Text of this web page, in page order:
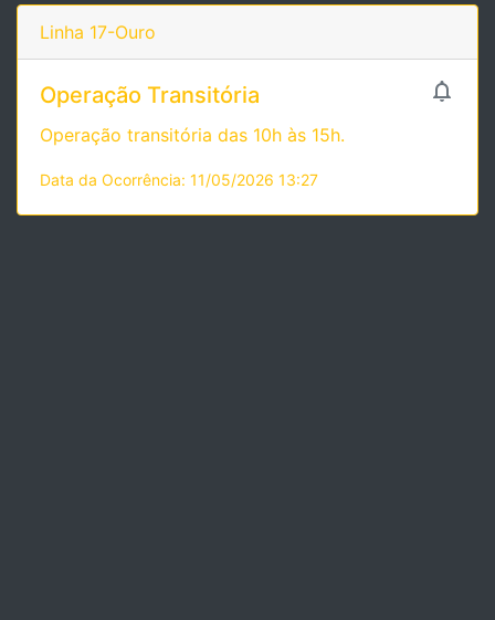
Linha 17-Ouro

Operação Transitória
Operação transitória das 10h às 15h.
Data da Ocorrência: 11/05/2026 13:27